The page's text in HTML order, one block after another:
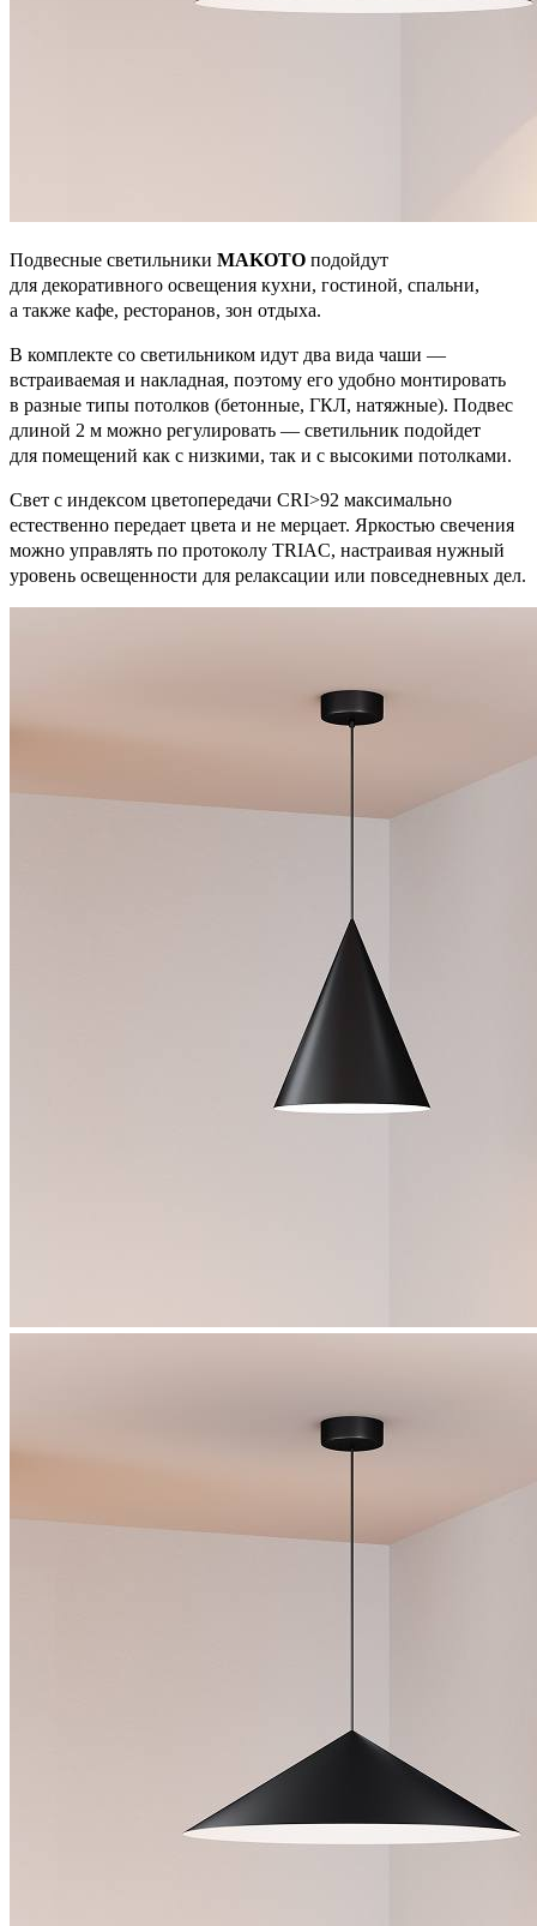
Подвесные светильники MAKOTO подойдут
для декоративного освещения кухни, гостиной, спальни,
а также кафе, ресторанов, зон отдыха.
В комплекте со светильником идут два вида чаши —
встраиваемая и накладная, поэтому его удобно монтировать
в разные типы потолков (бетонные, ГКЛ, натяжные). Подвес
длиной 2 м можно регулировать — светильник подойдет
для помещений как с низкими, так и с высокими потолками.
Свет с индексом цветопередачи CRI>92 максимально
естественно передает цвета и не мерцает. Яркостью свечения
можно управлять по протоколу TRIAC, настраивая нужный
уровень освещенности для релаксации или повседневных дел.